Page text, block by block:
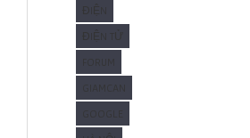
ĐIỆN
ĐIỆN TỬ
GIAMCAN